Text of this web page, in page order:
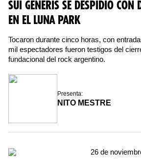
SUI GENERIS SE DESPIDIÓ CON
EN EL LUNA PARK
Tocaron durante cinco horas, con
mil espectadores fueron testigos del
fundacional del rock argentino.
Presenta:
NITO MESTRE
26 de